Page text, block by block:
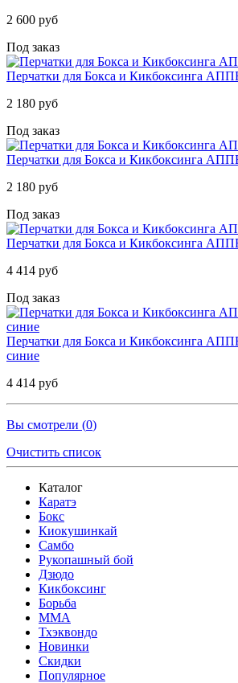
2 600 руб
Под заказ
Перчатки для Бокса и Кикбоксинга
2 180 руб
Под заказ
Перчатки для Бокса и Кикбоксинга
2 180 руб
Под заказ
Перчатки для Бокса и Кикбоксинга
4 414 руб
Под заказ
Перчатки для Бокса и Кикбоксинга
синие
4 414 руб
Вы смотрели (0)
Очистить список
Каталог
Каратэ
Бокс
Киокушинкай
Самбо
Рукопашный бой
Дзюдо
Кикбоксинг
Борьба
MMA
Тхэквондо
Новинки
Скидки
Популярное